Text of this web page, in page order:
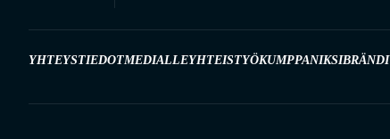
YHTEYSTIEDOTMEDIALLEYHTEISTYÖKUMPPANIKSIBRÄNDI